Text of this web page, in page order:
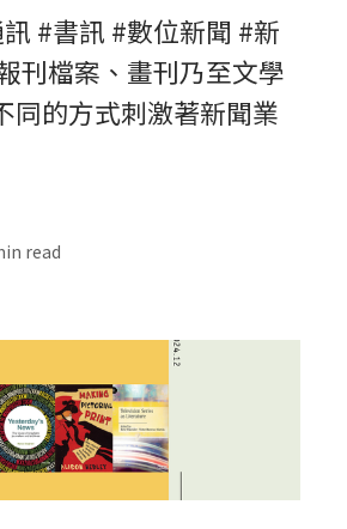
#書訊 #數位新聞 #新
刊檔案、畫刊乃至文學
同的方式刺激著新聞業
read